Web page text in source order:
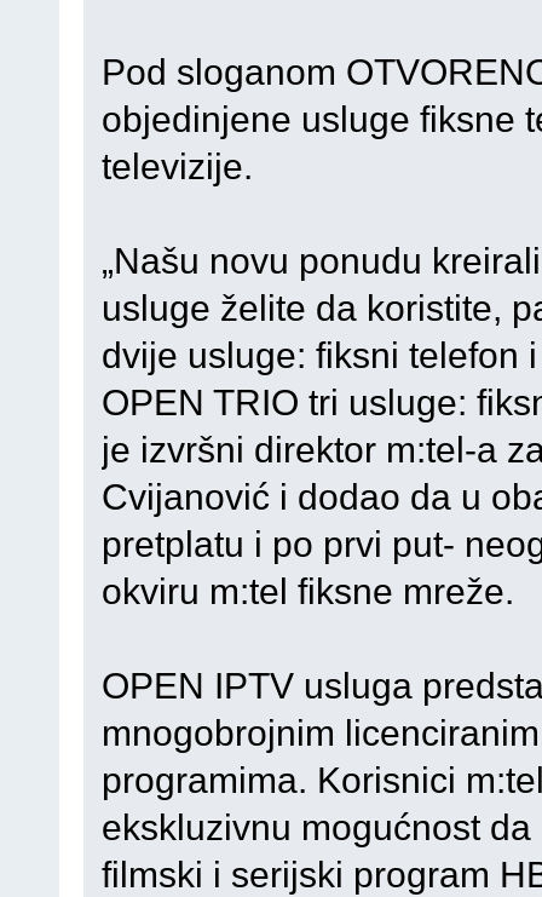
Pod sloganom
objedinjene usluge fiksne
televizije.
„Našu novu ponudu
usluge želite da koristite,
dvije usluge: fiksni telefon
OPEN TRIO tri usluge:
je izvršni direktor m:tel-a
Cvijanović i dodao da u
pretplatu i po prvi put-
okviru m:tel fiksne mreže.
OPEN IPTV usluga
mnogobrojnim
programima. Korisnici
ekskluzivnu mogućnost
filmski i serijski program